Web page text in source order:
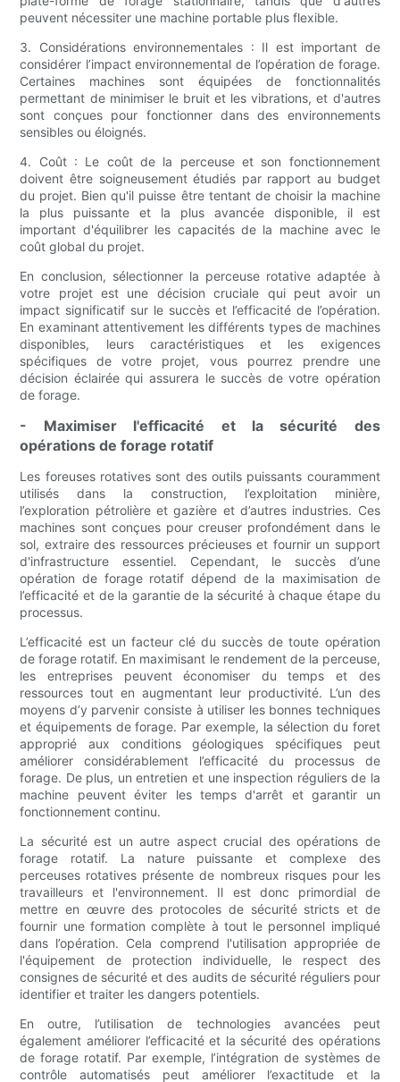
peuvent nécessiter une machine portable plus flexible.
3. Considérations environnementales : Il est important de
considérer l’impact environnemental de l’opération de forage.
Certaines machines sont équipées de fonctionnalités
permettant de minimiser le bruit et les vibrations, et d'autres
sont conçues pour fonctionner dans des environnements
sensibles ou éloignés.
4. Coût : Le coût de la perceuse et son fonctionnement
doivent être soigneusement étudiés par rapport au budget
du projet. Bien qu'il puisse être tentant de choisir la machine
la plus puissante et la plus avancée disponible, il est
important d'équilibrer les capacités de la machine avec le
coût global du projet.
En conclusion, sélectionner la perceuse rotative adaptée à
votre projet est une décision cruciale qui peut avoir un
impact significatif sur le succès et l’efficacité de l’opération.
En examinant attentivement les différents types de machines
disponibles, leurs caractéristiques et les exigences
spécifiques de votre projet, vous pourrez prendre une
décision éclairée qui assurera le succès de votre opération
de forage.
- Maximiser l'efficacité et la sécurité des
opérations de forage rotatif
Les foreuses rotatives sont des outils puissants couramment
utilisés dans la construction, l’exploitation minière,
l’exploration pétrolière et gazière et d’autres industries. Ces
machines sont conçues pour creuser profondément dans le
sol, extraire des ressources précieuses et fournir un support
d'infrastructure essentiel. Cependant, le succès d’une
opération de forage rotatif dépend de la maximisation de
l’efficacité et de la garantie de la sécurité à chaque étape du
processus.
L’efficacité est un facteur clé du succès de toute opération
de forage rotatif. En maximisant le rendement de la perceuse,
les entreprises peuvent économiser du temps et des
ressources tout en augmentant leur productivité. L’un des
moyens d’y parvenir consiste à utiliser les bonnes techniques
et équipements de forage. Par exemple, la sélection du foret
approprié aux conditions géologiques spécifiques peut
améliorer considérablement l’efficacité du processus de
forage. De plus, un entretien et une inspection réguliers de la
machine peuvent éviter les temps d'arrêt et garantir un
fonctionnement continu.
La sécurité est un autre aspect crucial des opérations de
forage rotatif. La nature puissante et complexe des
perceuses rotatives présente de nombreux risques pour les
travailleurs et l'environnement. Il est donc primordial de
mettre en œuvre des protocoles de sécurité stricts et de
fournir une formation complète à tout le personnel impliqué
dans l’opération. Cela comprend l'utilisation appropriée de
l'équipement de protection individuelle, le respect des
consignes de sécurité et des audits de sécurité réguliers pour
identifier et traiter les dangers potentiels.
En outre, l’utilisation de technologies avancées peut
également améliorer l’efficacité et la sécurité des opérations
de forage rotatif. Par exemple, l’intégration de systèmes de
contrôle automatisés peut améliorer l’exactitude et la